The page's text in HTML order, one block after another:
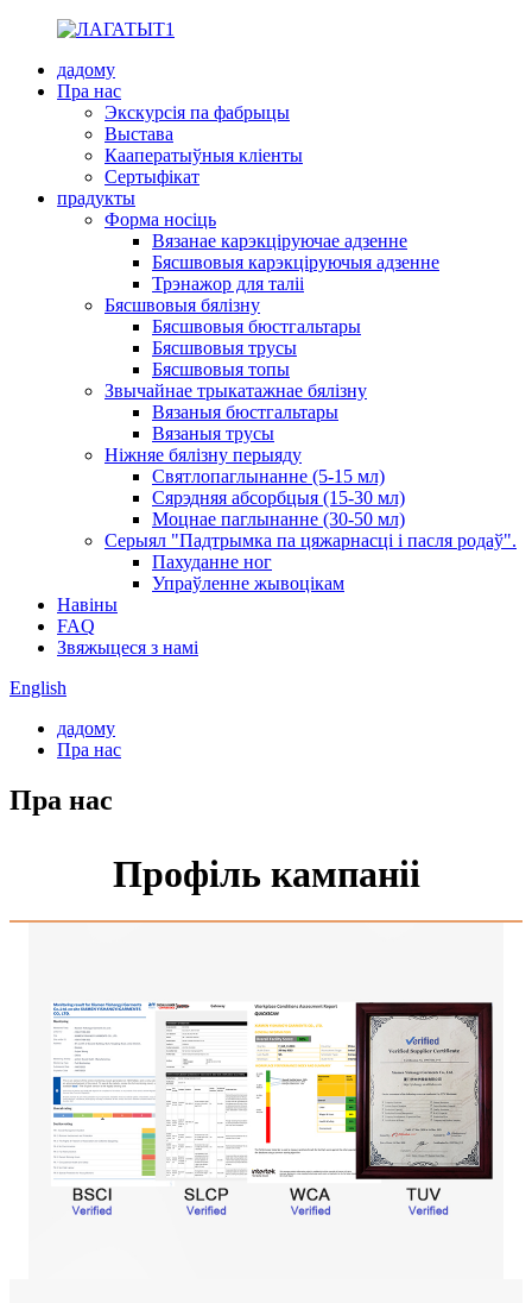
дадому
Пра нас
Экскурсія па фабрыцы
Выстава
Кааператыўныя кліенты
Сертыфікат
прадукты
Форма носіць
Вязанае карэкціруючае адзенне
Бясшвовыя карэкціруючыя адзенне
Трэнажор для таліі
Бясшвовыя бялізну
Бясшвовыя бюстгальтары
Бясшвовыя трусы
Бясшвовыя топы
Звычайнае трыкатажнае бялізну
Вязаныя бюстгальтары
Вязаныя трусы
Ніжняе бялізну перыяду
Святлопаглынанне (5-15 мл)
Сярэдняя абсорбцыя (15-30 мл)
Моцнае паглынанне (30-50 мл)
Серыял "Падтрымка па цяжарнасці і пасля родаў".
Пахуданне ног
Упраўленне жывоцікам
Навіны
FAQ
Звяжыцеся з намі
English
дадому
Пра нас
Пра нас
Профіль кампаніі